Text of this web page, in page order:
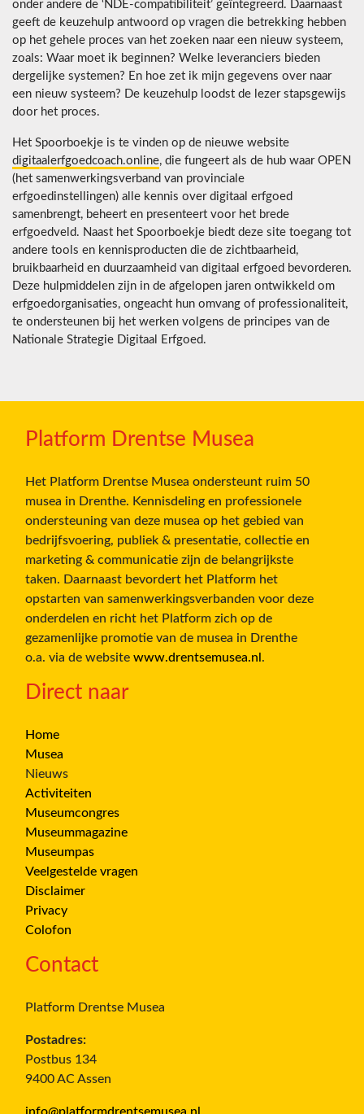
onder andere de ‘NDE-compatibiliteit’ geïntegreerd. Daarnaast
geeft de keuzehulp antwoord op vragen die betrekking hebben
op het gehele proces van het zoeken naar een nieuw systeem,
zoals: Waar moet ik beginnen? Welke leveranciers bieden
dergelijke systemen? En hoe zet ik mijn gegevens over naar
een nieuw systeem? De keuzehulp loodst de lezer stapsgewijs
door het proces.
Het Spoorboekje is te vinden op de nieuwe website
digitaalerfgoedcoach.online, die fungeert als de hub waar OPEN
(het samenwerkingsverband van provinciale
erfgoedinstellingen) alle kennis over digitaal erfgoed
samenbrengt, beheert en presenteert voor het brede
erfgoedveld. Naast het Spoorboekje biedt deze site toegang tot
andere tools en kennisproducten die de zichtbaarheid,
bruikbaarheid en duurzaamheid van digitaal erfgoed bevorderen.
Deze hulpmiddelen zijn in de afgelopen jaren ontwikkeld om
erfgoedorganisaties, ongeacht hun omvang of professionaliteit,
te ondersteunen bij het werken volgens de principes van de
Nationale Strategie Digitaal Erfgoed.
Platform Drentse Musea
Het Platform Drentse Musea ondersteunt ruim 50
musea in Drenthe. Kennisdeling en professionele
ondersteuning van deze musea op het gebied van
bedrijfsvoering, publiek & presentatie, collectie en
marketing & communicatie zijn de belangrijkste
taken. Daarnaast bevordert het Platform het
opstarten van samenwerkingsverbanden voor deze
onderdelen en richt het Platform zich op de
gezamenlijke promotie van de musea in Drenthe
o.a. via de website www.drentsemusea.nl .
Direct naar
Home
Musea
Nieuws
Activiteiten
Museumcongres
Museummagazine
Museumpas
Veelgestelde vragen
Disclaimer
Privacy
Colofon
Contact
Platform Drentse Musea
Postadres:
Postbus 134
9400 AC Assen